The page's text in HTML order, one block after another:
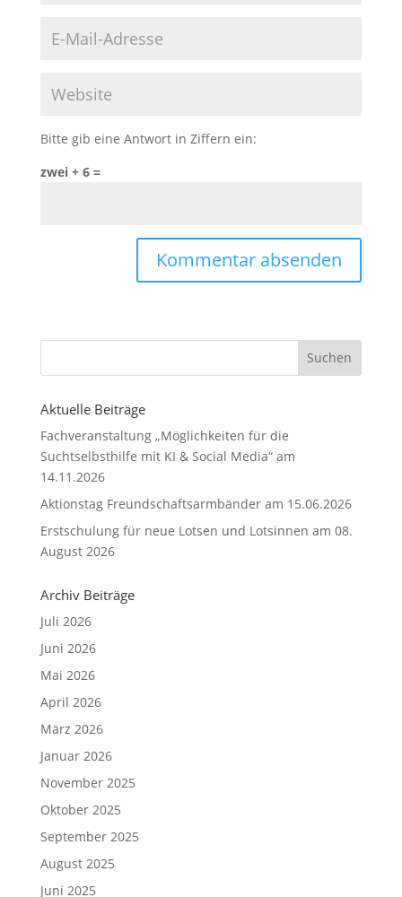
Bitte gib eine Antwort in Ziffern ein:
zwei + 6 =
Aktuelle Beiträge
Fachveranstaltung „Möglichkeiten für die
Suchtselbsthilfe mit KI & Social Media“ am
14.11.2026
Aktionstag Freundschaftsarmbänder am 15.06.2026
Erstschulung für neue Lotsen und Lotsinnen am 08.
August 2026
Archiv Beiträge
Juli 2026
Juni 2026
Mai 2026
April 2026
März 2026
Januar 2026
November 2025
Oktober 2025
September 2025
August 2025
Juni 2025